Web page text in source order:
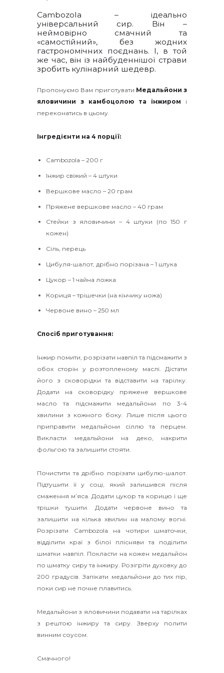
Cambozola – ідеально
універсальний сир. Він –
неймовірно смачний та
«самостійний», без жодних
гастрономічних поєднань. І, в той
же час, він із найбуденнішої страви
зробить кулінарний шедевр.
Пропонуємо Вам приготувати Медальйони з
яловичини з камбоцолою та інжиром і
переконатись в цьому.
Інгредієнти на 4 порції:
Cambozola – 200 г
Інжир свіжий – 4 штуки
Вершкове масло – 20 грам
Пряжене вершкове масло – 40 грам
Стейки з яловичини – 4 штуки (по 150 г
кожен)
Сіль, перець
Цибуля-шалот, дрібно порізана – 1 штука
Цукор – 1 чайна ложка
Кориця – трішечки (на кінчику ножа)
Червоне вино – 250 мл
Спосіб приготування:
Інжир помити, розрізати навпіл та підсмажити з
обох сторін у розтопленому маслі. Дістати
його з сковорідки та відставити на тарілку.
Додати на сковорідку пряжене вершкове
масло та підсмажити медальйони по 3-4
хвилини з кожного боку. Лише після цього
приправити медальйони сіллю та перцем.
Викласти медальйони на деко, накрити
фольгою та залишити стояти.
Почистити та дрібно порізати цибулю-шалот.
Підтушити її у соці, який залишився після
смаження м’яса. Додати цукор та корицю і ще
трішки тушити. Додати червоне вино та
залишити на кілька хвилин на малому вогні.
Розрізати Cambozola на чотири шматочки,
відділити краї з білої плісняви та поділити
шматки навпіл. Покласти на кожен медальйон
по шматку сиру та інжиру. Розігріти духовку до
200 градусів. Запікати медальйони до тих пір,
поки сир не почне плавитись.
Медальйони з яловичини подавати на тарілках
з рештою інжиру та сиру. Зверху полити
винним соусом.
Смачного!